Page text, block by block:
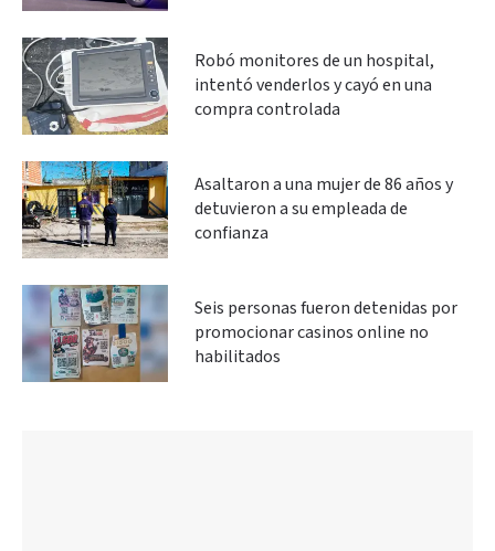
Robó monitores de un hospital,
intentó venderlos y cayó en una
compra controlada
Asaltaron a una mujer de 86 años y
detuvieron a su empleada de
confianza
Seis personas fueron detenidas por
promocionar casinos online no
habilitados